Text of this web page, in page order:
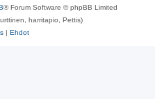
® Forum Software © phpBB Limited
harritapio, Pettis)
| Ehdot